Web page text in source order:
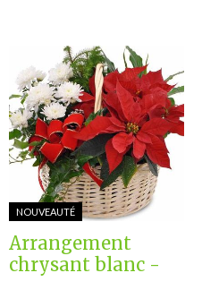
NOUVEAUTÉ
Arrangement
chrysant blanc -